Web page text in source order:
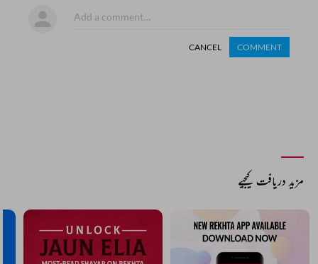
CANCEL COMMENT
مزید دریافت کیجیے